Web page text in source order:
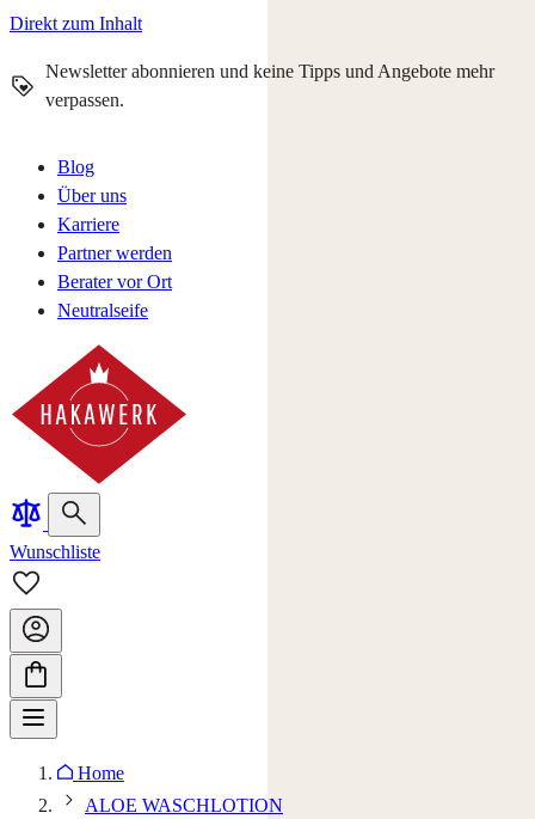
Direkt zum Inhalt
Newsletter abonnieren und keine Tipps und Angebote mehr
verpassen.
Blog
Über uns
Karriere
Partner werden
Berater vor Ort
Neutralseife
Wunschliste
Home
ALOE WASCHLOTION